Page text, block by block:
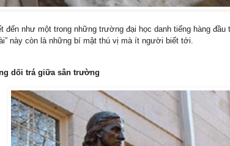
đến như một trong những trường đại học danh tiếng hàng
này còn là những bí mật thú vị mà ít người biết tới.
dối trá giữa sân trường